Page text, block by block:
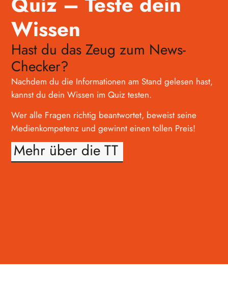
Wissen
Hast du das Zeug zum News-
Checker?
Nachdem du die Informationen am Stand gelesen hast,
kannst du dein Wissen im Quiz testen.
Wer alle Fragen richtig beantwortet, beweist seine
Medienkompetenz und gewinnt einen tollen Preis!
Mehr über die TT